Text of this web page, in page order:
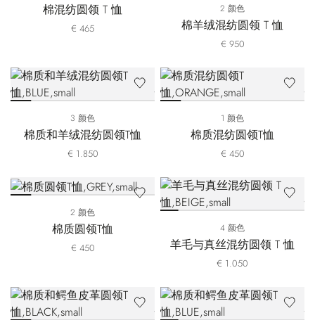
棉混纺圆领 T 恤
€ 465
2 颜色
棉羊绒混纺圆领 T 恤
€ 950
3 颜色
棉质和羊绒混纺圆领T恤
€ 1.850
1 颜色
棉质混纺圆领T恤
€ 450
2 颜色
棉质圆领T恤
€ 450
4 颜色
羊毛与真丝混纺圆领 T 恤
€ 1.050